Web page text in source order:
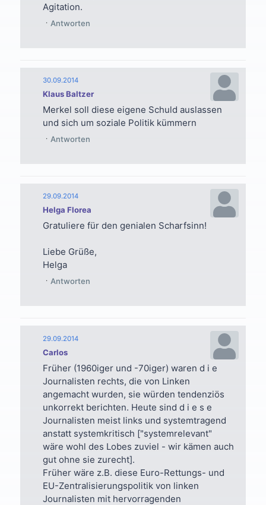
Agitation.
Antworten
Klaus Baltzer
30.09.2014
Merkel soll diese eigene Schuld auslassen
und sich um soziale Politik kümmern
Antworten
Helga Florea
29.09.2014
Gratuliere für den genialen Scharfsinn!
Liebe Grüße,
Helga
Antworten
Carlos
29.09.2014
Früher (1960iger und -70iger) waren d i e
Journalisten rechts, die von Linken
angemacht wurden, sie würden tendenziös
unkorrekt berichten. Heute sind d i e s e
Journalisten meist links und systemtragend
anstatt systemkritisch ["systemrelevant"
wäre wohl des Lobes zuviel - wir kämen auch
gut ohne sie zurecht].
Früher wäre z.B. diese Euro-Rettungs- und
EU-Zentralisierungspolitik von linken
Journalisten mit hervorragenden